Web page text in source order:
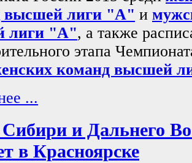
высшей лиги "А" и
лиги "А", а также
этапа
команд высшей
...
и Дальнего
в Красноярске